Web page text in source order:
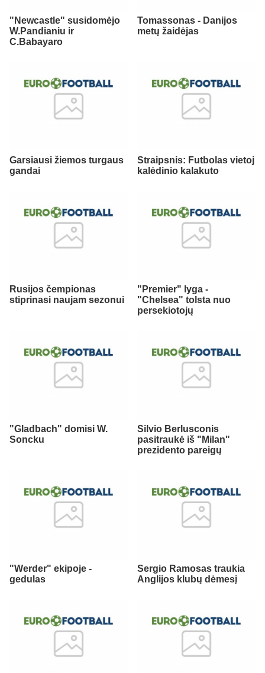
"Newcastle" susidomėjo
W.Pandianiu ir
C.Babayaro
Tomassonas - Danijos
metų žaidėjas
Garsiausi žiemos turgaus
gandai
Straipsnis: Futbolas vietoj
kalėdinio kalakuto
Rusijos čempionas
stiprinasi naujam sezonui
"Premier" lyga -
"Chelsea" tolsta nuo
persekiotojų
"Gladbach" domisi W.
Soncku
Silvio Berlusconis
pasitraukė iš "Milan"
prezidento pareigų
"Werder" ekipoje -
gedulas
Sergio Ramosas traukia
Anglijos klubų dėmesį